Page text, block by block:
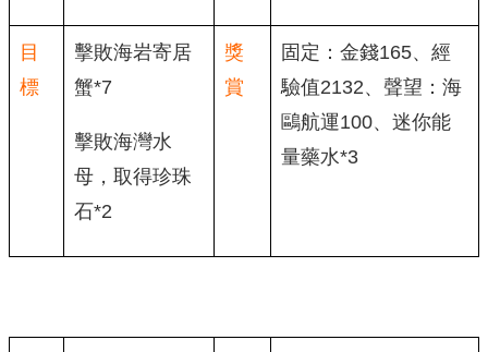
目
標
擊敗海岩寄居
蟹*7
擊敗海灣水
母，取得珍珠
石*2
獎
賞
固定：金錢165、經
驗值2132、聲望：海
鷗航運100、迷你能
量藥水*3